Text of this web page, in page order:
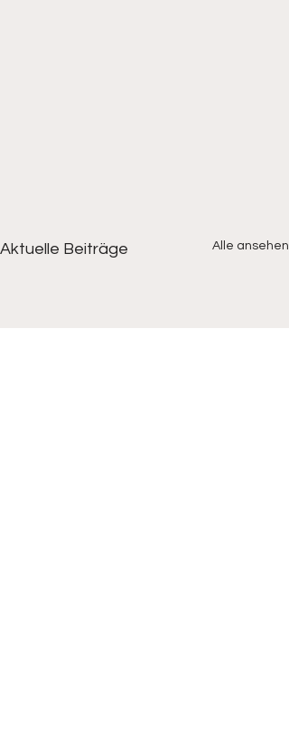
Aktuelle Beiträge Alle ansehen